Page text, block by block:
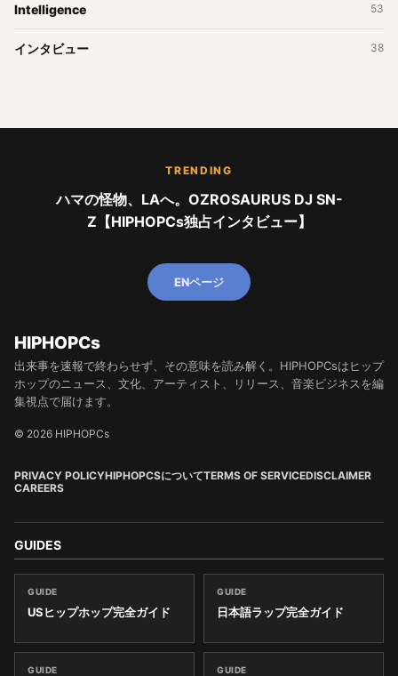
Intelligence 53
インタビュー 38
TRENDING
ハマの怪物、LAへ。OZROSAURUS DJ SN-
Z【HIPHOPCs独占インタビュー】
ENページ
HIPHOPCs
出来事を速報で終わらせず、その意味を読み解く。HIPHOPCsはヒップ
ホップのニュース、文化、アーティスト、リリース、音楽ビジネスを編
集視点で届けます。
© 2026 HIPHOPCs
PRIVACY POLICYHIPHOPCSについてTERMS OF SERVICEDISCLAIMER
CAREERS
GUIDES
GUIDE
USヒップホップ完全ガイド
GUIDE
日本語ラップ完全ガイド
GUIDE GUIDE